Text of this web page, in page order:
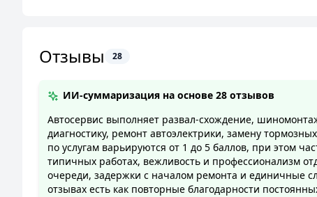
Отзывы 28
ИИ-суммаризация на основе 28 отзывов
Автосервис выполняет развал-схождение,
диагностику, ремонт автоэлектрики, замену
по услугам варьируются от 1 до 5 баллов, при этом
типичных работах, вежливость и профессионализм
очереди, задержки с началом ремонта и единичные
отзывах есть как повторные благодарности